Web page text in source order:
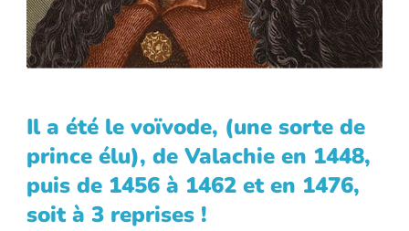
Il a été le voïvode, (une sorte de
prince élu), de Valachie en 1448,
puis de 1456 à 1462 et en 1476,
soit à 3 reprises !